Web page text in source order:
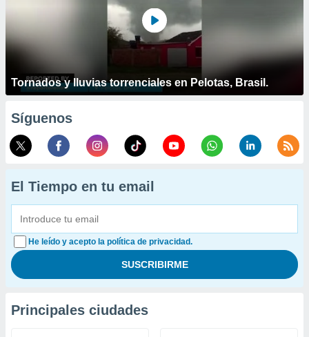
Tornados y lluvias torrenciales en Pelotas, Brasil.
Síguenos
El Tiempo en tu email
He leído y acepto la política de privacidad.
Principales ciudades